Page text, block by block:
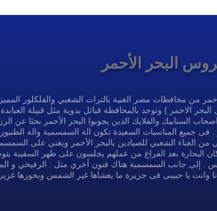
البحر الأحمر
من محافظات مصر الغنية بالتراث الشعبي والفلكلور
الاحمر ) وتوجد بالمحافظة قبائل بدوية مثل قبيلة
السنابيك والفلايك الذين يجوبوا البحر الأحمر بحثا عن
. فى جميع المناسبات السعيدة تكون الة السمسمية والة
من الغناء الشعبي للصيادين بالبحر الأحمر ويغني على
البحارة بعد الفراغ من عملهم يجلسون على ظهر السفينة
. إلى جانب السمسمية هناك فنون أخري مثل : الرفيحي و
وانت يا حبيبى فى جزيرة ما يغشاها غير الشمس وبحورها